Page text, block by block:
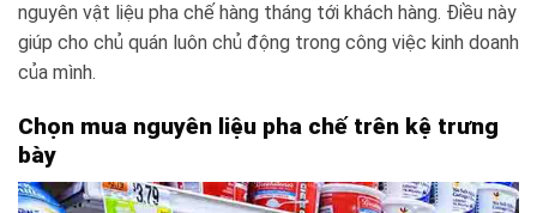
nguyên vật liệu pha chế hàng tháng tới khách hàng. Điều này
giúp cho chủ quán luôn chủ động trong công việc kinh doanh
của mình.
Chọn mua nguyên liệu pha chế trên kệ trưng
bày